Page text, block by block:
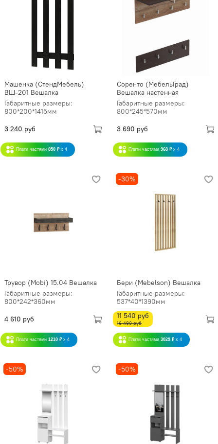
Машенка (СтендМебель)
ВШ-201 Вешалка
Габаритные размеры:
800*200*1415мм
3 240 руб
Плати частями 850 ₽ x 4
Соренто (МебельГрад)
Вешалка настенная
Габаритные размеры:
800*245*570мм
3 690 руб
Плати частями 968 ₽ x 4
Трувор (Mobi) 15.04 Вешалка
Габаритные размеры:
800*242*360мм
4 610 руб
Плати частями 1210 ₽ x 4
-30%
Бери (Mebelson) Вешалка
Габаритные размеры:
537*40*1390мм
11 540 руб
16 490 руб
Плати частями 3029 ₽ x 4
-50% -50%